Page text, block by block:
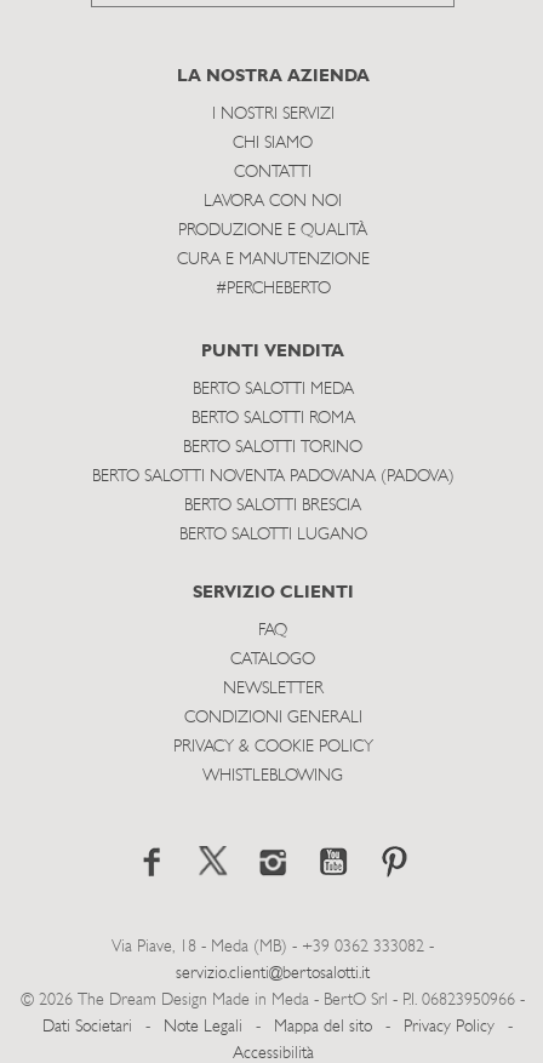
subscribe
LA NOSTRA AZIENDA
I NOSTRI SERVIZI
CHI SIAMO
CONTATTI
LAVORA CON NOI
PRODUZIONE E QUALITÀ
CURA E MANUTENZIONE
#PERCHEBERTO
PUNTI VENDITA
BERTO SALOTTI MEDA
BERTO SALOTTI ROMA
BERTO SALOTTI TORINO
BERTO SALOTTI NOVENTA PADOVANA (PADOVA)
BERTO SALOTTI BRESCIA
BERTO SALOTTI LUGANO
SERVIZIO CLIENTI
FAQ
CATALOGO
NEWSLETTER
CONDIZIONI GENERALI
PRIVACY & COOKIE POLICY
WHISTLEBLOWING
Via Piave, 18 - Meda (MB) - +39 0362 333082 -
servizio.clienti@bertosalotti.it
© 2026 The Dream Design Made in Meda - BertO Srl - P.I. 06823950966 -
Dati Societari
- Note Legali - Mappa del sito - Privacy Policy
-
Accessibilità